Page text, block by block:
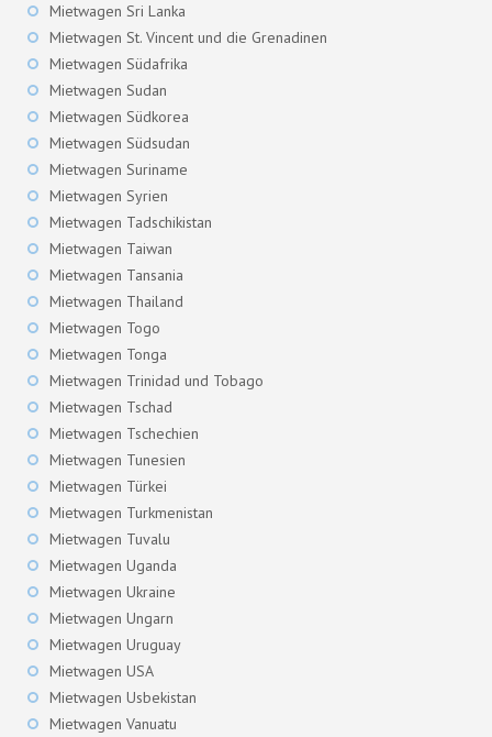
Mietwagen Sri Lanka
Mietwagen St. Vincent und die Grenadinen
Mietwagen Südafrika
Mietwagen Sudan
Mietwagen Südkorea
Mietwagen Südsudan
Mietwagen Suriname
Mietwagen Syrien
Mietwagen Tadschikistan
Mietwagen Taiwan
Mietwagen Tansania
Mietwagen Thailand
Mietwagen Togo
Mietwagen Tonga
Mietwagen Trinidad und Tobago
Mietwagen Tschad
Mietwagen Tschechien
Mietwagen Tunesien
Mietwagen Türkei
Mietwagen Turkmenistan
Mietwagen Tuvalu
Mietwagen Uganda
Mietwagen Ukraine
Mietwagen Ungarn
Mietwagen Uruguay
Mietwagen USA
Mietwagen Usbekistan
Mietwagen Vanuatu